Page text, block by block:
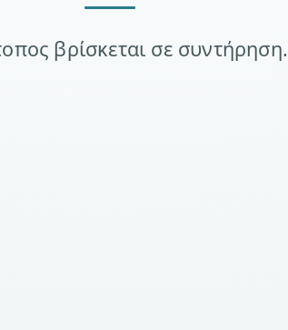
βρίσκεται σε συντήρηση.